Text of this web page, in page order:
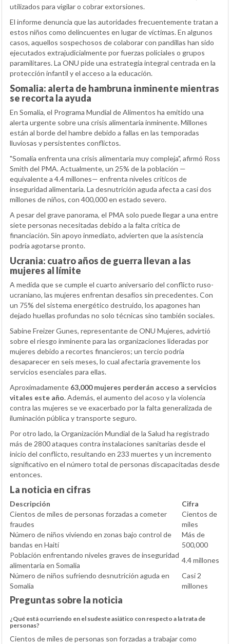
utilizados para vigilar o cobrar extorsiones.
El informe denuncia que las autoridades frecuentemente tratan a
estos niños como delincuentes en lugar de víctimas. En algunos
casos, aquellos sospechosos de colaborar con pandillas han sido
ejecutados extrajudicialmente por fuerzas policiales o grupos
paramilitares. La ONU pide una estrategia integral centrada en la
protección infantil y el acceso a la educación.
Somalia: alerta de hambruna inminente mientras
se recorta la ayuda
En Somalia, el Programa Mundial de Alimentos ha emitido una
alerta urgente sobre una crisis alimentaria inminente. Millones
están al borde del hambre debido a fallas en las temporadas
lluviosas y persistentes conflictos.
"Somalia enfrenta una crisis alimentaria muy compleja", afirmó Ross
Smith del PMA. Actualmente, un 25% de la población —
equivalente a 4.4 millones— enfrenta niveles críticos de
inseguridad alimentaria. La desnutrición aguda afecta a casi dos
millones de niños, con 400,000 en estado severo.
A pesar del grave panorama, el PMA solo puede llegar a una entre
siete personas necesitadas debido a la falta crítica de
financiación. Sin apoyo inmediato, advierten que la asistencia
podría agotarse pronto.
Ucrania: cuatro años de guerra llevan a las
mujeres al límite
A medida que se cumple el cuarto aniversario del conflicto ruso-
ucraniano, las mujeres enfrentan desafíos sin precedentes. Con
un 75% del sistema energético destruido, los apagones han
dejado huellas profundas no solo técnicas sino también sociales.
Sabine Freizer Gunes, representante de ONU Mujeres, advirtió
sobre el riesgo inminente para las organizaciones lideradas por
mujeres debido a recortes financieros; un tercio podría
desaparecer en seis meses, lo cual afectaría gravemente los
servicios esenciales para ellas.
Aproximadamente 63,000 mujeres perderán acceso a servicios
vitales este año. Además, el aumento del acoso y la violencia
contra las mujeres se ve exacerbado por la falta generalizada de
iluminación pública y transporte seguro.
Por otro lado, la Organización Mundial de la Salud ha registrado
más de 2800 ataques contra instalaciones sanitarias desde el
inicio del conflicto, resultando en 233 muertes y un incremento
significativo en el número total de personas discapacitadas desde
entonces.
La noticia en cifras
Descripción
Cifra
Cientos de miles de personas forzadas a cometer
fraudes
Cientos de
miles
Número de niños viviendo en zonas bajo control de
bandas en Haití
Más de
500,000
Población enfrentando niveles graves de inseguridad
alimentaria en Somalia
4.4 millones
Número de niños sufriendo desnutrición aguda en
Somalia
Casi 2
millones
Preguntas sobre la noticia
¿Qué está ocurriendo en el sudeste asiático con respecto a la trata de
personas?
Cientos de miles de personas son forzadas a trabajar como